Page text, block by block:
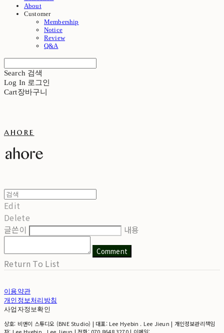
About
Customer
Membership
Notice
Review
Q&A
Search 검색
Log In 로그인
Cart장바구니
ahore
Edit
Delete
글쓴이
내용
Comment
Return To List
이용약관
개인정보처리방침
사업자정보확인
상호: 비앤이 스튜디오 (BNE Studio) | 대표: Lee Hyebin . Lee Jieun | 개인정보관리책임
자: Lee Hyebin . Lee Jieun | 전화: 070 8648 3270 | 이메일: